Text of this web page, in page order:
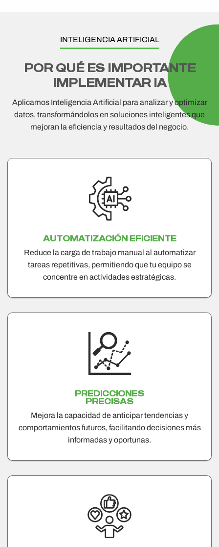
INTELIGENCIA ARTIFICIAL
POR QUÉ ES IMPORTANTE
IMPLEMENTAR IA
Aplicamos Inteligencia Artificial para analizar y optimizar
datos, transformándolos en soluciones inteligentes que
mejoran la eficiencia y resultados del negocio.
AUTOMATIZACIÓN EFICIENTE
Reduce la carga de trabajo manual al automatizar
tareas repetitivas, permitiendo que tu equipo se
concentre en actividades estratégicas.
PREDICCIONES
PRECISAS
Mejora la capacidad de anticipar tendencias y
comportamientos futuros, facilitando decisiones más
informadas y oportunas.